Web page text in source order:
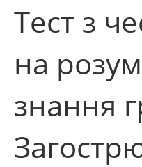
Тест з
на
знання